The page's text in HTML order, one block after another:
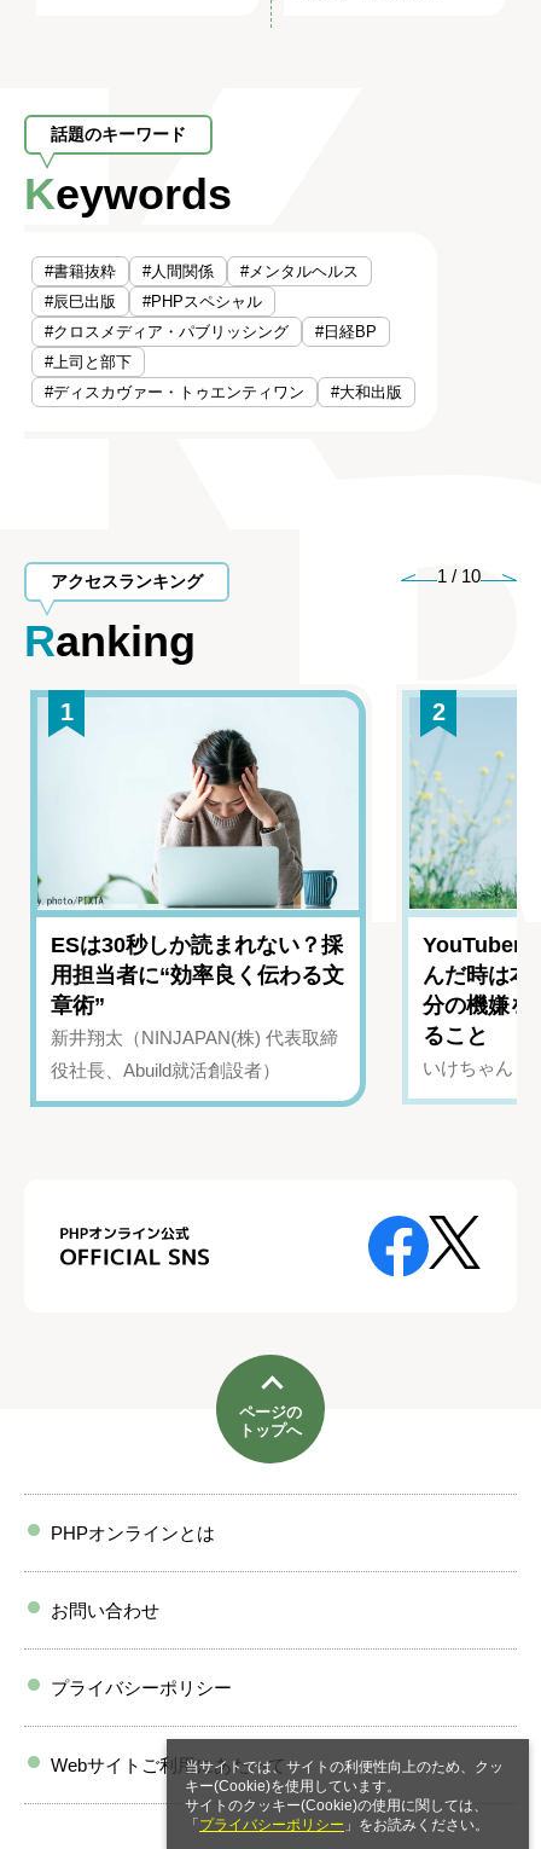
当サイトでは、サイトの利便性向上のため、クッ
キー(Cookie)を使用しています。
サイトのクッキー(Cookie)の使用に関しては、
「 プライバシーポリシー 」をお読みください。
話題のキーワード
Keywords
#書籍抜粋 #人間関係
#メンタルヘルス
#辰巳出版
#PHPスペシャル
#クロスメディア・パブリッシング
#日経BP
#上司と部下
#ディスカヴァー・トゥエンティワン
#大和出版
アクセスランキング
Ranking
1 / 10
1
ESは30秒しか読まれない？採
用担当者に“効率良く伝わる文
章術”
新井翔太（NINJAPAN(株) 代表取締
役社長、Abuild就活創設者）
2
YouTuber
んだ時は
分の機嫌を
ること
いけちゃん（
ページの
トップへ
PHPオンラインとは
お問い合わせ
プライバシーポリシー
Webサイトご利用にあたって